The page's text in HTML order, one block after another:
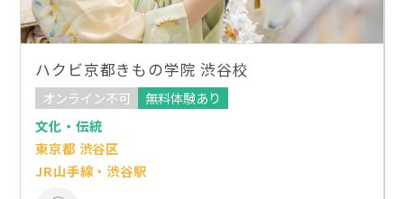
ハクビ京都きもの学院 渋谷校
オンライン不可
無料体験あり
文化・伝統
東京都 渋谷区
JR山手線・渋谷駅